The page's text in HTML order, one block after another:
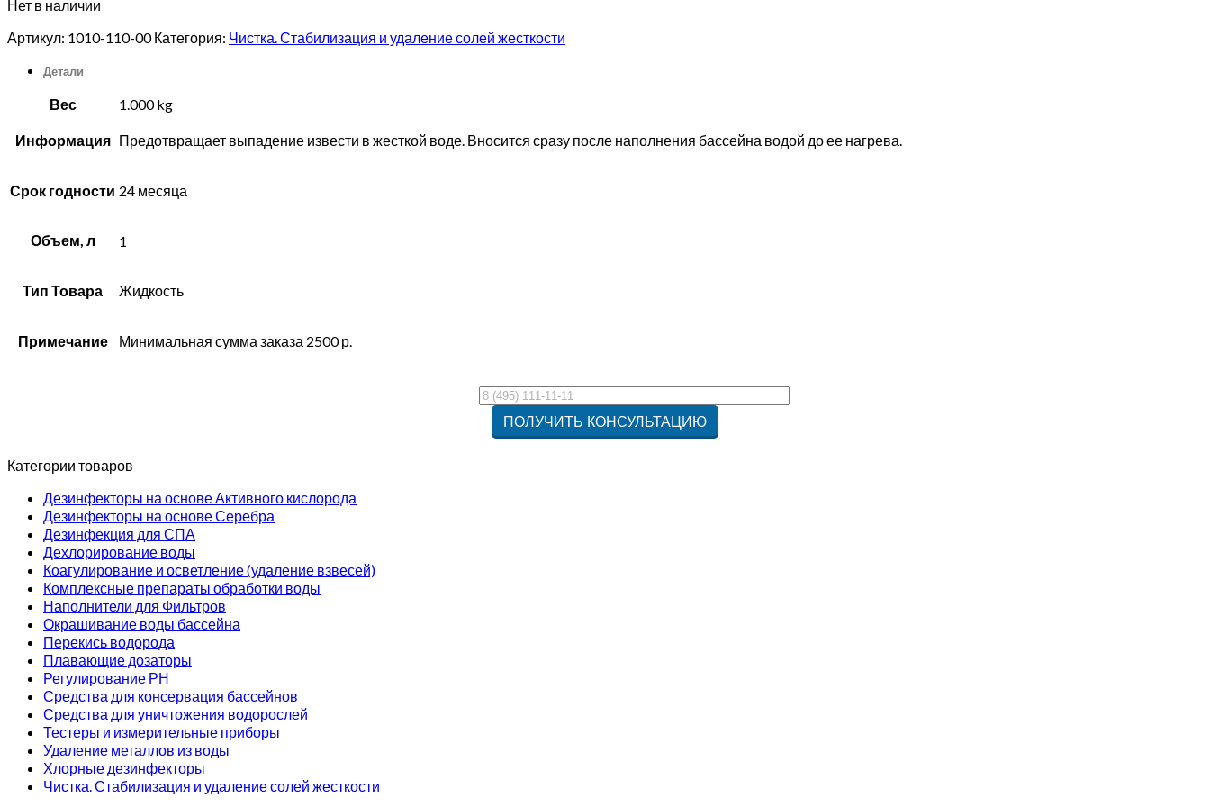
Нет в наличии
Артикул: 1010-110-00 Категория: Чистка. Стабилизация и удаление солей жесткости
Детали
Вес 1.000 kg
Информация Предотвращает выпадение извести в жесткой воде. Вносится сразу после наполнения бассейна водой до ее нагрева.
Срок годности 24 месяца
Объем, л 1
Тип Товара Жидкость
Примечание Минимальная сумма заказа 2500 р.
Категории товаров
Дезинфекторы на основе Активного кислорода
Дезинфекторы на основе Серебра
Дезинфекция для СПА
Дехлорирование воды
Коагулирование и осветление (удаление взвесей)
Комплексные препараты обработки воды
Наполнители для Фильтров
Окрашивание воды бассейна
Перекись водорода
Плавающие дозаторы
Регулирование РН
Средства для консервация бассейнов
Средства для уничтожения водорослей
Тестеры и измерительные приборы
Удаление металлов из воды
Хлорные дезинфекторы
Чистка. Стабилизация и удаление солей жесткости